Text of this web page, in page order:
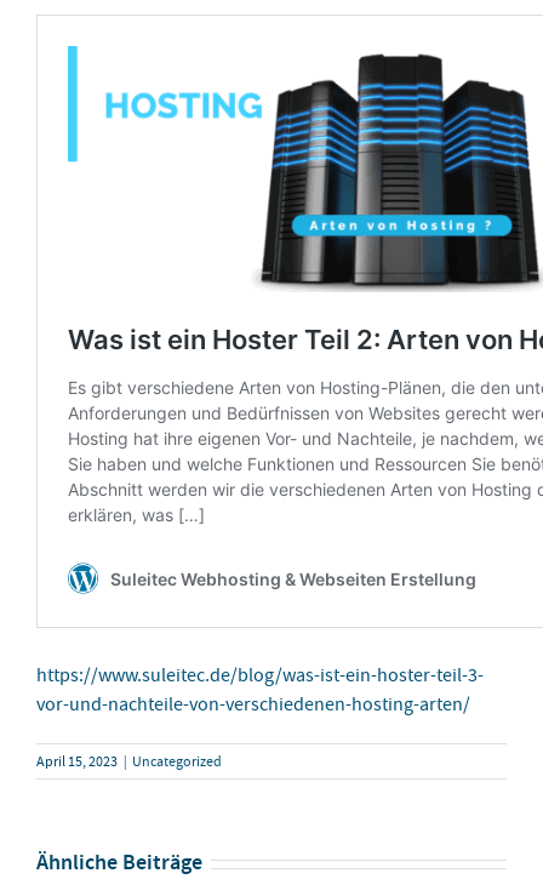
https://www.suleitec.de/blog/was-ist-ein-hoster-teil-3-
vor-und-nachteile-von-verschiedenen-hosting-arten/
April 15, 2023 | Uncategorized
Ähnliche Beiträge